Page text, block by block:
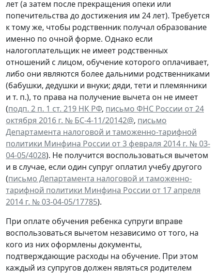
лет (а затем после прекращения опеки или
попечительства до достижения им 24 лет). Требуется
к тому же, чтобы родственник получал образование
именно по очной форме. Однако если
налогоплательщик не имеет родственных
отношений с лицом, обучение которого оплачивает,
либо они являются более дальними родственниками
(бабушки, дедушки и внуки; дяди, тети и племянники
и т. п.), то права на получение вычета он не имеет
(подп. 2 п. 1 ст. 219 НК РФ, письмо ФНС России от 24
октября 2016 г. № БС-4-11/20142@, письмо
Департамента налоговой и таможенно-тарифной
политики Минфина России от 3 февраля 2014 г. № 03-
04-05/4028). Не получится воспользоваться вычетом
и в случае, если один супруг оплатил учебу другого
(письмо Департамента налоговой и таможенно-
тарифной политики Минфина России от 17 апреля
2014 г. № 03-04-05/17785).
При оплате обучения ребенка супруги вправе
воспользоваться вычетом независимо от того, на
кого из них оформлены документы,
подтверждающие расходы на обучение. При этом
каждый из супругов должен являться родителем